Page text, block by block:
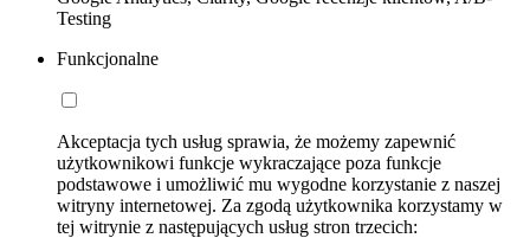
Testing
Funkcjonalne
Akceptacja tych usług sprawia, że możemy zapewnić
użytkownikowi funkcje wykraczające poza funkcje
podstawowe i umożliwić mu wygodne korzystanie z naszej
witryny internetowej. Za zgodą użytkownika korzystamy w
tej witrynie z następujących usług stron trzecich: